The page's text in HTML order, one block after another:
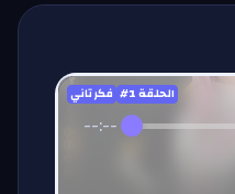
فكر تاني #الحلقة1
--:--